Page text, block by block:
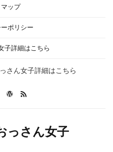
ップ
ポリシー
子詳細はこちら
さん女子詳細はこちら
っさん女子